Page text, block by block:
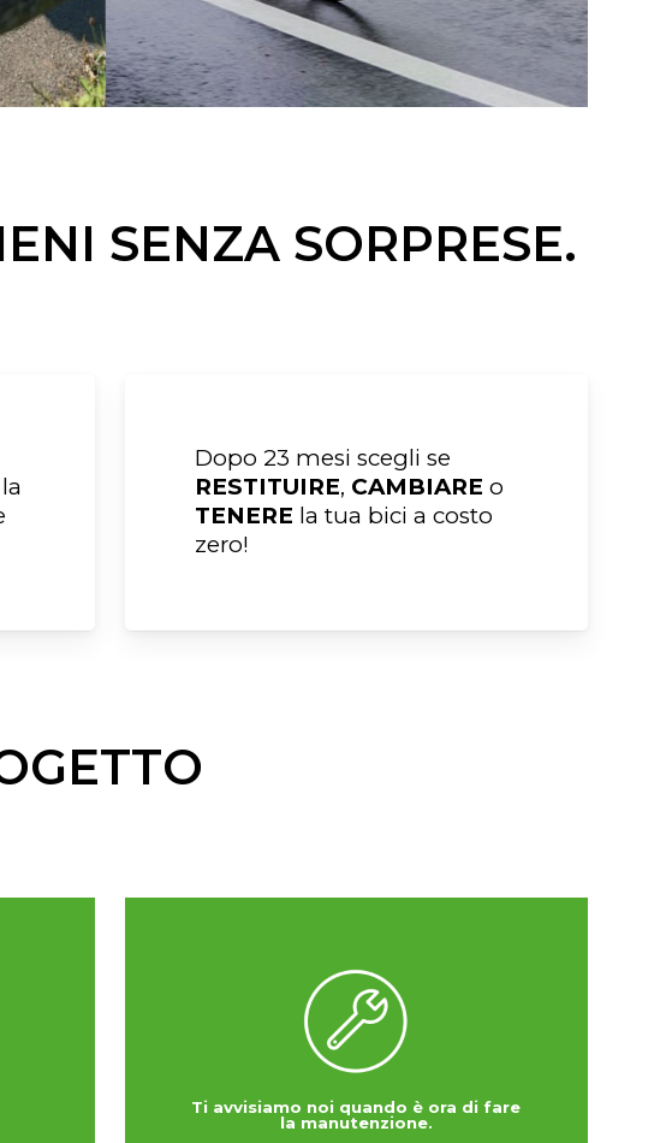
SENZA SORPRESE.
Dopo 23 mesi scegli se
RESTITUIRE, CAMBIARE o
TENERE la tua bici a costo
zero!
Ti avvisiamo noi quando è ora di fare
la manutenzione.